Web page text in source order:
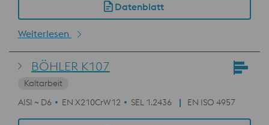
Datenblatt
Weiterlesen
BÖHLER K107
Kaltarbeit
AISI ~ D6
EN X210CrW12 SEL 1.2436 EN ISO 4957